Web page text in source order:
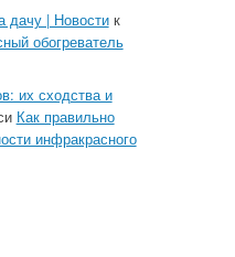
дачу | Новостик
обогреватель
их сходства и
Как правильно
инфракрасного